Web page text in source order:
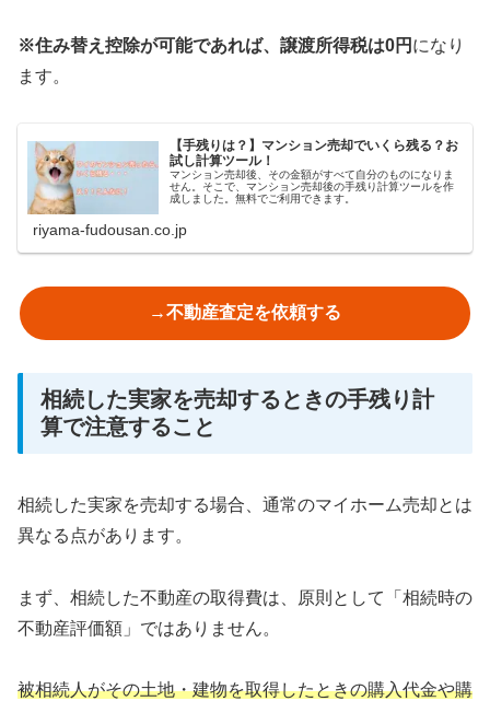
※住み替え控除が可能であれば、譲渡所得税は0円 になり
ます。
【手残りは？】マンション売却でいくら残る？お
試し計算ツール！
マンション売却後、その金額がすべて自分のものになりま
せん。そこで、マンション売却後の手残り計算ツールを作
成しました。無料でご利用できます。
riyama-fudousan.co.jp
→不動産査定を依頼する
相続した実家を売却するときの手残り計
算で注意すること
相続した実家を売却する場合、通常のマイホーム売却とは
異なる点があります。
まず、相続した不動産の取得費は、原則として「相続時の
不動産評価額」ではありません。
被相続人がその土地・建物を取得したときの購入代金や購